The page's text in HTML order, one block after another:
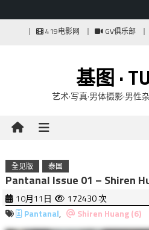
419电影网 GV俱乐部
基图 ·
艺术·写真·男体摄影·男性
全见版 泰国
Pantanal Issue 01 – Shiren
10月11日
172430 次
Pantanal, Shiren Huang (6)